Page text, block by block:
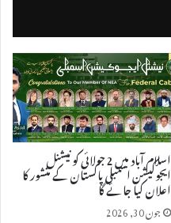
اسلام آباد میں 2 جولائی کو نیشنل
ایجوکیشن اسمبلی پاکستان کے منشور کا
اعلان کیا جائے گا
جون 30, 2026